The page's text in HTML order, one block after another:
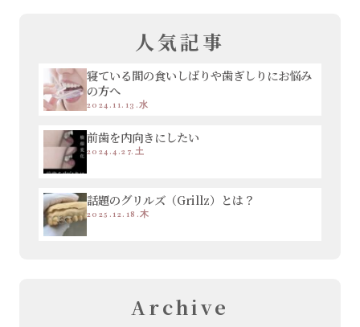
人気記事
寝ている間の食いしばりや歯ぎしりにお悩み
の方へ
2024.11.13.水
前歯を内向きにしたい
2024.4.27.土
話題のグリルズ（Grillz）とは？
2025.12.18.木
Archive